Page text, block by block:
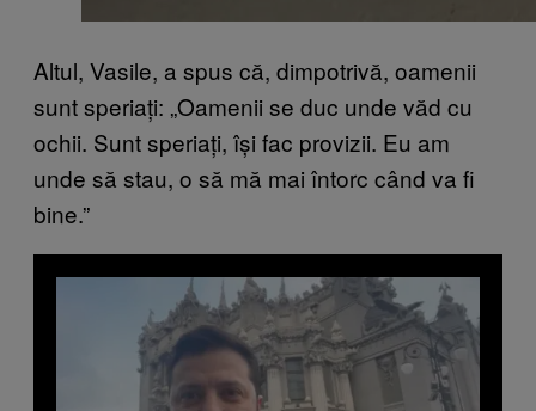
Altul, Vasile, a spus că, dimpotrivă, oamenii
sunt speriați: „Oamenii se duc unde văd cu
ochii. Sunt speriați, își fac provizii. Eu am
unde să stau, o să mă mai întorc când va fi
bine.”